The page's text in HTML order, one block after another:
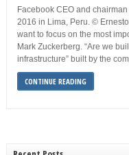
Facebook CEO and
2016 in Lima, Peru. © Ernesto
want to focus on the most
Mark Zuckerberg. “Are we
infrastructure” built by the
CONTINUE READING